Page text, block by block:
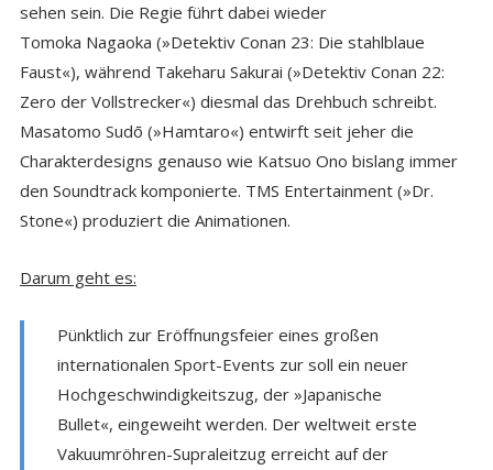
sehen sein. Die Regie führt dabei wieder
Tomoka Nagaoka (»Detektiv Conan 23: Die stahlblaue
Faust«), während Takeharu Sakurai (»Detektiv Conan 22:
Zero der Vollstrecker«) diesmal das Drehbuch schreibt.
Masatomo Sudō (»Hamtaro«) entwirft seit jeher die
Charakterdesigns genauso wie Katsuo Ono bislang immer
den Soundtrack komponierte. TMS Entertainment (»Dr.
Stone«) produziert die Animationen.
Darum geht es:
Pünktlich zur Eröffnungsfeier eines großen
internationalen Sport-Events zur soll ein neuer
Hochgeschwindigkeitszug, der »Japanische
Bullet«, eingeweiht werden. Der weltweit erste
Vakuumröhren-Supraleitzug erreicht auf der